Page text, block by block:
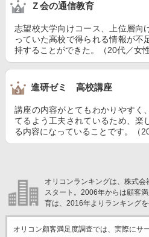
Ｚ会の通信教育
志望校大学向けコース、上位層向
っていた高校で得られる情報が不
持することができた。（20代／女性
進研ゼミ 高校講座
講座の内容がとてもわかりやすく
てるよう工夫されているため、楽
る内容になっていることです。（
オリコンランキングは、株式
スタート。2006年からは顧客
育は、2016年よりランキングを
オリコン顧客満足度調査では、実際にサ